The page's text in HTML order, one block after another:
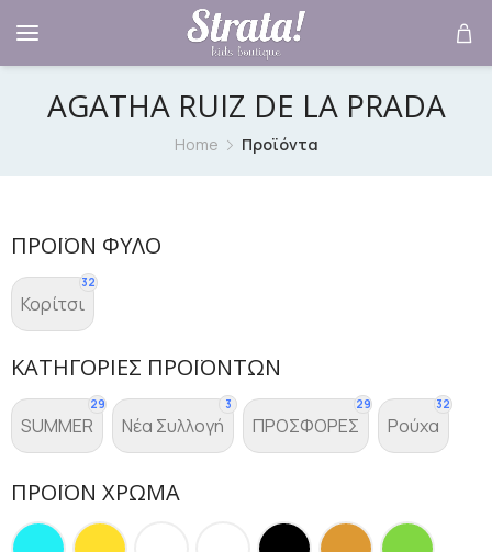
AGATHA RUIZ DE LA PRADA
Home Προϊόντα
ΠΡΟΪΌΝ ΦΎΛΟ
32
Κορίτσι
ΚΑΤΗΓΟΡΊΕΣ ΠΡΟΪΌΝΤΩΝ
29
SUMMER
3
Νέα Συλλογή
29
ΠΡΟΣΦΟΡΕΣ
32
Ρούχα
ΠΡΟΪΌΝ ΧΡΏΜΑ